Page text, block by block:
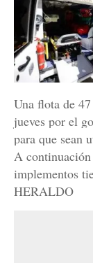
Una flota de
jueves por el
para que sean
A
implementos
HERALDO